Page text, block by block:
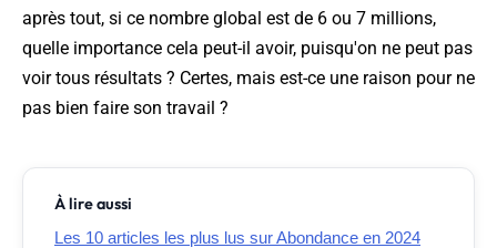
après tout, si ce nombre global est de 6 ou 7 millions,
quelle importance cela peut-il avoir, puisqu'on ne peut pas
voir tous résultats ? Certes, mais est-ce une raison pour ne
pas bien faire son travail ?
À lire aussi
Les 10 articles les plus lus sur Abondance en 2024